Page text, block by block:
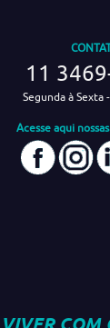
11
Segunda à Sexta
Acesse aqui